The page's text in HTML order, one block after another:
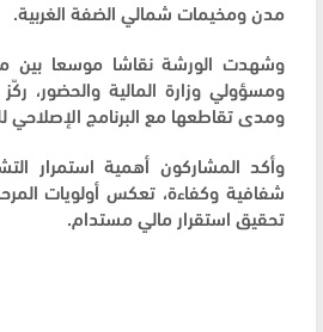
مدن ومخيمات شمالي الضفة الغربية.
وشهدت الورشة نقاشا موسعا بين
ومسؤولي وزارة المالية والحضور،
ومدى تقاطعها مع البرنامج الإصلاحي
وأكد المشاركون أهمية استمرار
شفافية وكفاءة، تعكس أولويات
تحقيق استقرار مالي مستدام.